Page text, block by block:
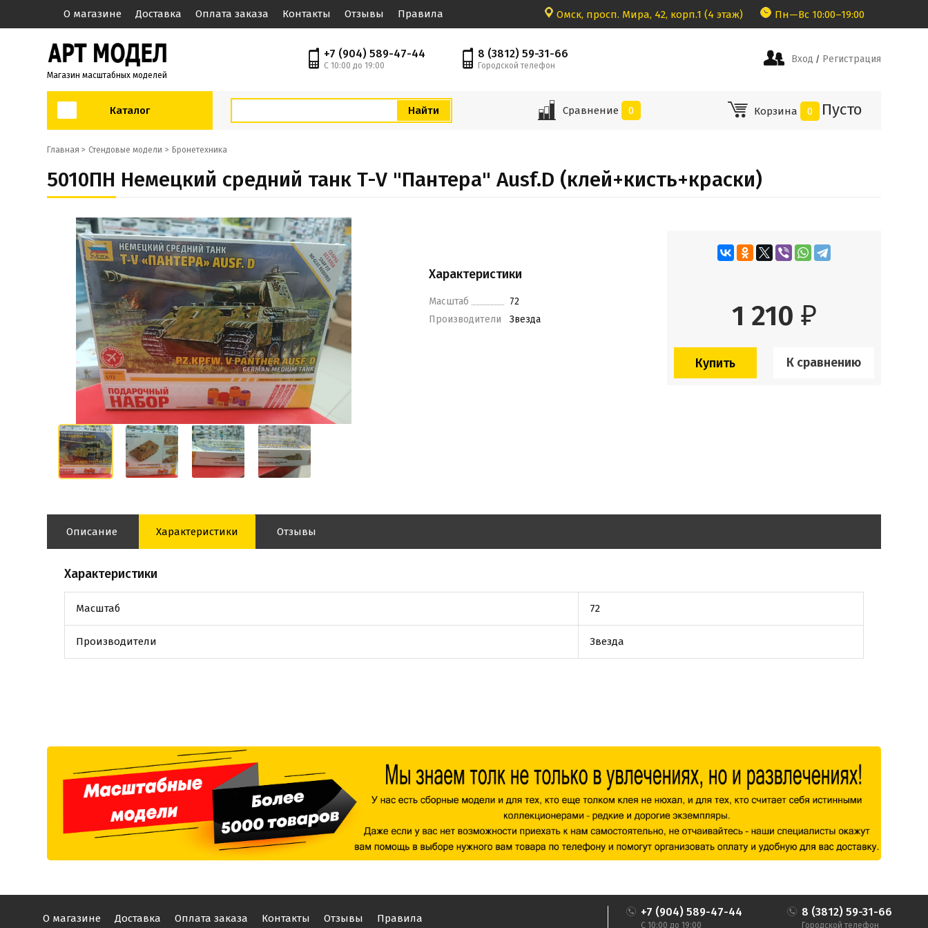
О магазине Доставка Оплата заказа Контакты Отзывы Правила Омск, просп. Мира, 42, корп.1 (4 этаж) Пн—Вс 10:00–19:00
Магазин масштабных моделей
+7 (904) 589-47-44
С 10:00 до 19:00
8 (3812) 59-31-66
Городской телефон
Вход / Регистрация
Каталог Сравнение 0 Корзина 0 Пусто
Главная > Стендовые модели Бронетехника
5010ПН Немецкий средний танк T-V "Пантера" Ausf.D (клей+кисть+краски)
Характеристики
Масштаб
72
Производители
Звезда 1 210 ₽
К сравнению
Описание Характеристики Отзывы
Характеристики
Масштаб 72
Производители Звезда
О магазине Доставка Оплата заказа Контакты Отзывы Правила +7 (904) 589-47-44
С 10:00 до 19:00
8 (3812) 59-31-66
Городской телефон